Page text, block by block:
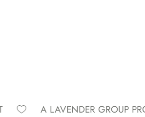
A LAVENDER GROUP PROJECT